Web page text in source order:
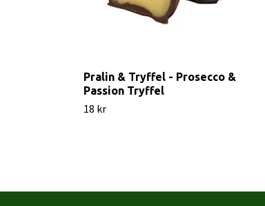
Pralin & Tryffel - Prosecco &
Passion Tryffel
18 kr